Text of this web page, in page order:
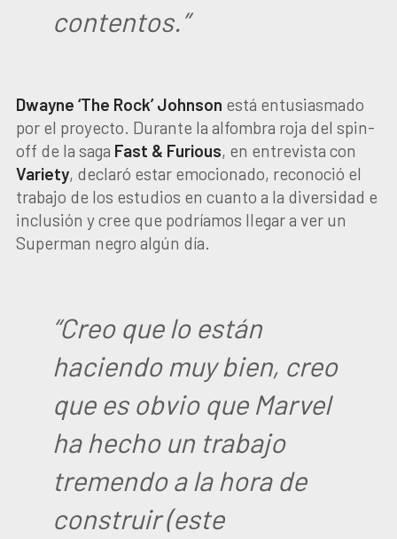
contentos.”
Dwayne ‘The Rock’ Johnson está entusiasmado
por el proyecto. Durante la alfombra roja del spin-
off de la saga Fast & Furious, en entrevista con
Variety, declaró estar emocionado, reconoció el
trabajo de los estudios en cuanto a la diversidad e
inclusión y cree que podríamos llegar a ver un
Superman negro algún día.
“Creo que lo están
haciendo muy bien, creo
que es obvio que Marvel
ha hecho un trabajo
tremendo a la hora de
construir (este